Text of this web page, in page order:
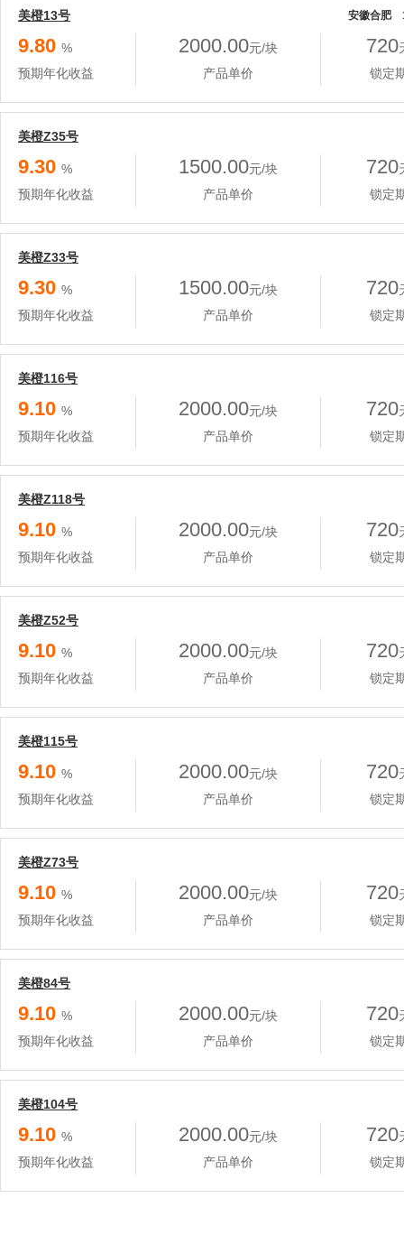
美橙13号 安徽合肥
9.80 %
预期年化收益
2000.00元/块
产品单价
720
锁定
美橙Z35号
9.30 %
预期年化收益
1500.00元/块
产品单价
720
锁定
美橙Z33号
9.30 %
预期年化收益
1500.00元/块
产品单价
720
锁定
美橙116号
9.10 %
预期年化收益
2000.00元/块
产品单价
720
锁定
美橙Z118号
9.10 %
预期年化收益
2000.00元/块
产品单价
720
锁定
美橙Z52号
9.10 %
预期年化收益
2000.00元/块
产品单价
720
锁定
美橙115号
9.10 %
预期年化收益
2000.00元/块
产品单价
720
锁定
美橙Z73号
9.10 %
预期年化收益
2000.00元/块
产品单价
720
锁定
美橙84号
9.10 %
预期年化收益
2000.00元/块
产品单价
720
锁定
美橙104号
9.10 %
预期年化收益
2000.00元/块
产品单价
720
锁定